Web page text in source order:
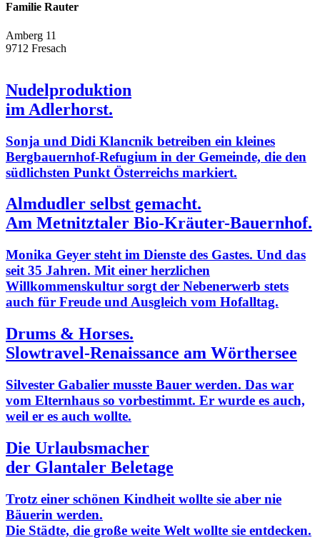
Familie Rauter
Amberg 11
9712 Fresach
Nudelproduktion
im Adlerhorst.
Sonja und Didi Klancnik betreiben ein kleines
Bergbauernhof-Refugium in der Gemeinde, die den
südlichsten Punkt Österreichs markiert.
Almdudler selbst gemacht.
Am Metnitztaler Bio-Kräuter-Bauernhof.
Monika Geyer steht im Dienste des Gastes. Und das
seit 35 Jahren. Mit einer herzlichen
Willkommenskultur sorgt der Nebenerwerb stets
auch für Freude und Ausgleich vom Hofalltag.
Drums & Horses.
Slowtravel-Renaissance am Wörthersee
Silvester Gabalier musste Bauer werden. Das war
vom Elternhaus so vorbestimmt. Er wurde es auch,
weil er es auch wollte.
Die Urlaubsmacher
der Glantaler Beletage
Trotz einer schönen Kindheit wollte sie aber nie
Bäuerin werden.
Die Städte, die große weite Welt wollte sie entdecken.